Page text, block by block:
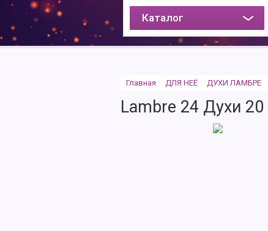
Каталог
Главная ДЛЯ НЕЁ ДУХИ ЛАМБРЕ
Lambre 24 Духи